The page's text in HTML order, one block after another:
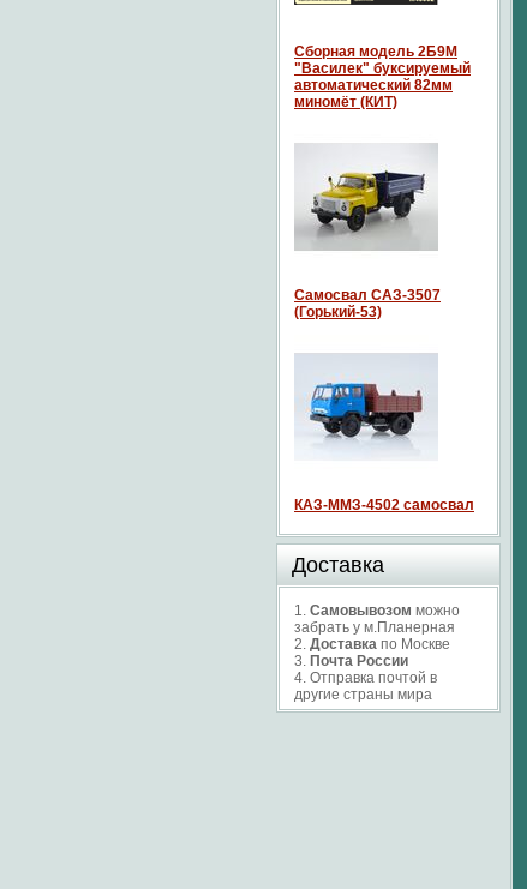
Сборная модель 2Б9М
"Василек" буксируемый
автоматический 82мм
миномёт (КИТ)
Самосвал САЗ-3507
(Горький-53)
КАЗ-ММЗ-4502 самосвал
Доставка
1. Самовывозом можно
забрать у м.Планерная
2. Доставка по Москве
3. Почта России
4. Отправка почтой в
другие страны мира